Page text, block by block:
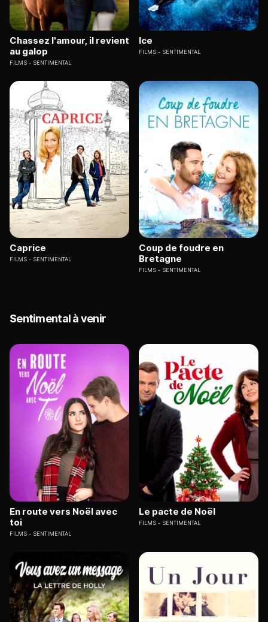
Chassez l'amour, il revient
au galop
FILMS SENTIMENTAL
Ice
FILMS SENTIMENTAL
Caprice
FILMS SENTIMENTAL
Coup de foudre en
Bretagne
FILMS SENTIMENTAL
Sentimental à venir
En route vers Noël avec
toi
FILMS SENTIMENTAL
Le pacte de Noël
FILMS SENTIMENTAL